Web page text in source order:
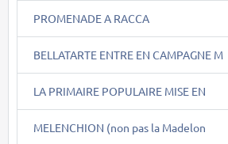
PROMENADE A RACCA
BELLATARTE ENTRE EN CAMPAGNE M
LA PRIMAIRE POPULAIRE MISE EN
MELENCHION (non pas la Madelon